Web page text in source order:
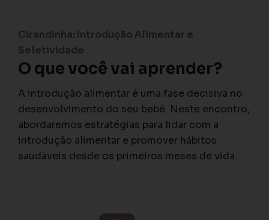
⁠Cirandinha: Introdução Alimentar e
Seletividade
O que você vai aprender?
A introdução alimentar é uma fase decisiva no
desenvolvimento do seu bebê. Neste encontro,
abordaremos estratégias para lidar com a
introdução alimentar e promover hábitos
saudáveis desde os primeiros meses de vida.